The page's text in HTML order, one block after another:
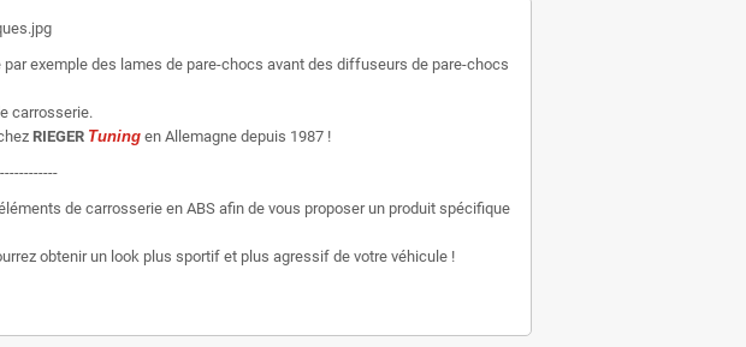
exemple des lames de pare-chocs avant des diffuseurs de pare-chocs
carrosserie.
RIEGER Tuning en Allemagne depuis 1987 !
de carrosserie en ABS afin de vous proposer un produit spécifique
obtenir un look plus sportif et plus agressif de votre véhicule !